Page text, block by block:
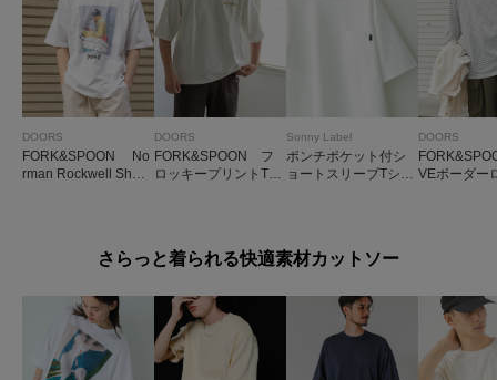
DOORS
FORK&SPOON No
rman Rockwell Short
DOORS
FORK&SPOON フ
ロッキープリントTシ
Sonny Label
ポンチポケット付シ
ョートスリーブTシャ
DOORS
VEボーダー
さらっと着られる快適素材カットソー